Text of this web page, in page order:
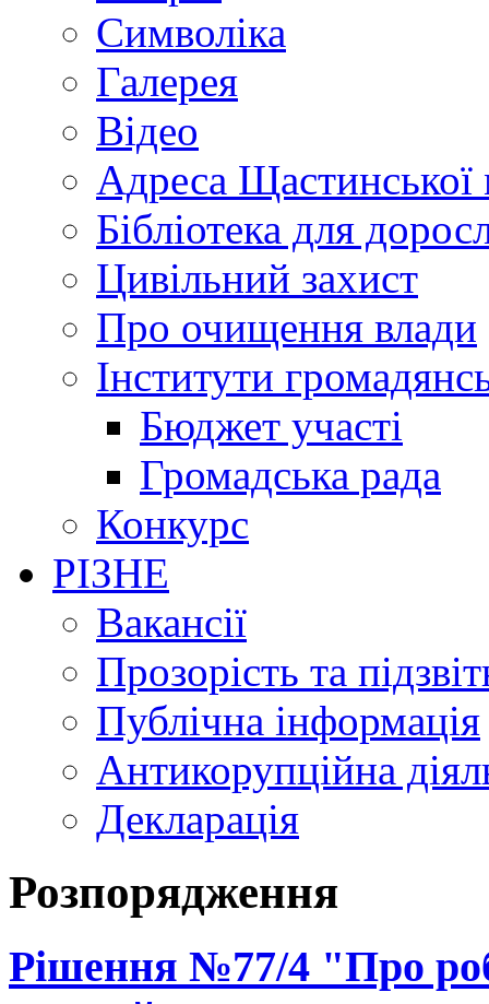
Символіка
Галерея
Відео
Адреса Щастинської
Бібліотека для
Цивільний захист
Про очищення влади
Інститути
Бюджет участі
Громадська рада
Конкурс
РІЗНЕ
Вакансії
Прозорість та
Публічна інформація
Антикорупційна
Декларація
Розпорядження
Рішення №77/4 "Про